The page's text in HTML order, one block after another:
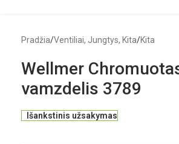
Pradžia/Ventiliai, Jungtys, Kita/Kita
Wellmer
vamzdelis 3789
Išankstinis užsakymas